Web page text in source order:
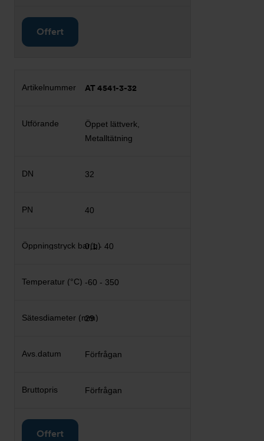
Offert
AT 4541-3-32
Öppet lättverk,
Metalltätning
32
40
0,1 - 40
-60 - 350
29
Förfrågan
Förfrågan
Offert